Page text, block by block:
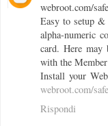
webroot.com/
Easy to setup
alpha-numeric
card. Here may
with the
Install your
webroot.com/safe
Rispondi